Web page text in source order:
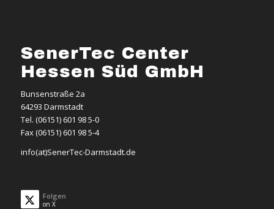
SenerTec Center
Hessen Süd GmbH
Bunsenstraße 2a
64293 Darmstadt
Tel. (06151) 601 98 5-0
Fax (06151) 601 98 5-4
info(at)SenerTec-Darmstadt.de
Folgen
on X